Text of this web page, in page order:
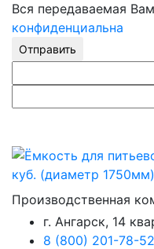
Вся передаваемая
конфиденциальна
Отправить
Производственная
г. Ангарск, 14
8 (800) 201-78-52